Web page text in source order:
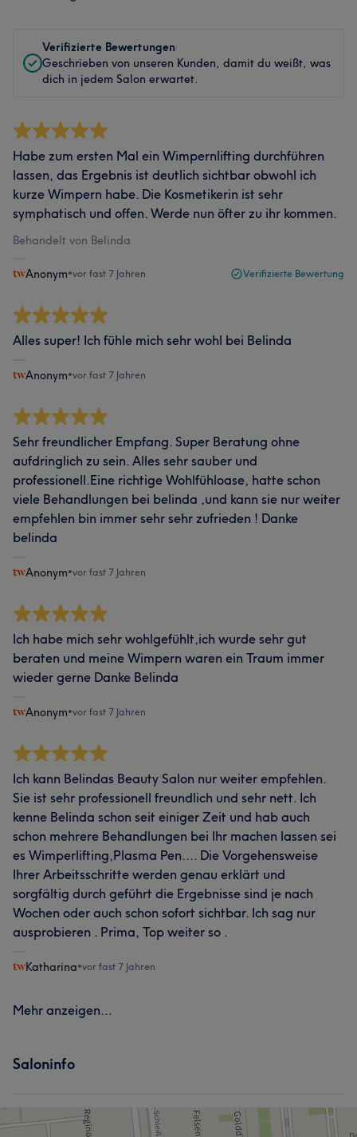
Verifizierte Bewertungen
Geschrieben von unseren Kunden, damit du weißt, was
dich in jedem Salon erwartet.
Habe zum ersten Mal ein Wimpernlifting durchführen
lassen, das Ergebnis ist deutlich sichtbar obwohl ich
kurze Wimpern habe. Die Kosmetikerin ist sehr
symphatisch und offen. Werde nun öfter zu ihr kommen.
Behandelt von Belinda
Anonym•vor fast 7 Jahren Verifizierte Bewertung
Alles super! Ich fühle mich sehr wohl bei Belinda
Anonym•vor fast 7 Jahren
Sehr freundlicher Empfang. Super Beratung ohne
aufdringlich zu sein. Alles sehr sauber und
professionell.Eine richtige Wohlfühloase, hatte schon
viele Behandlungen bei belinda ,und kann sie nur weiter
empfehlen bin immer sehr sehr zufrieden ! Danke
belinda
Anonym•vor fast 7 Jahren
Ich habe mich sehr wohlgefühlt,ich wurde sehr gut
beraten und meine Wimpern waren ein Traum immer
wieder gerne Danke Belinda
Anonym•vor fast 7 Jahren
Ich kann Belindas Beauty Salon nur weiter empfehlen.
Sie ist sehr professionell freundlich und sehr nett. Ich
kenne Belinda schon seit einiger Zeit und hab auch
schon mehrere Behandlungen bei Ihr machen lassen sei
es Wimperlifting,Plasma Pen.... Die Vorgehensweise
Ihrer Arbeitsschritte werden genau erklärt und
sorgfältig durch geführt die Ergebnisse sind je nach
Wochen oder auch schon sofort sichtbar. Ich sag nur
ausprobieren . Prima, Top weiter so .
Katharina•vor fast 7 Jahren
Mehr anzeigen...
Saloninfo